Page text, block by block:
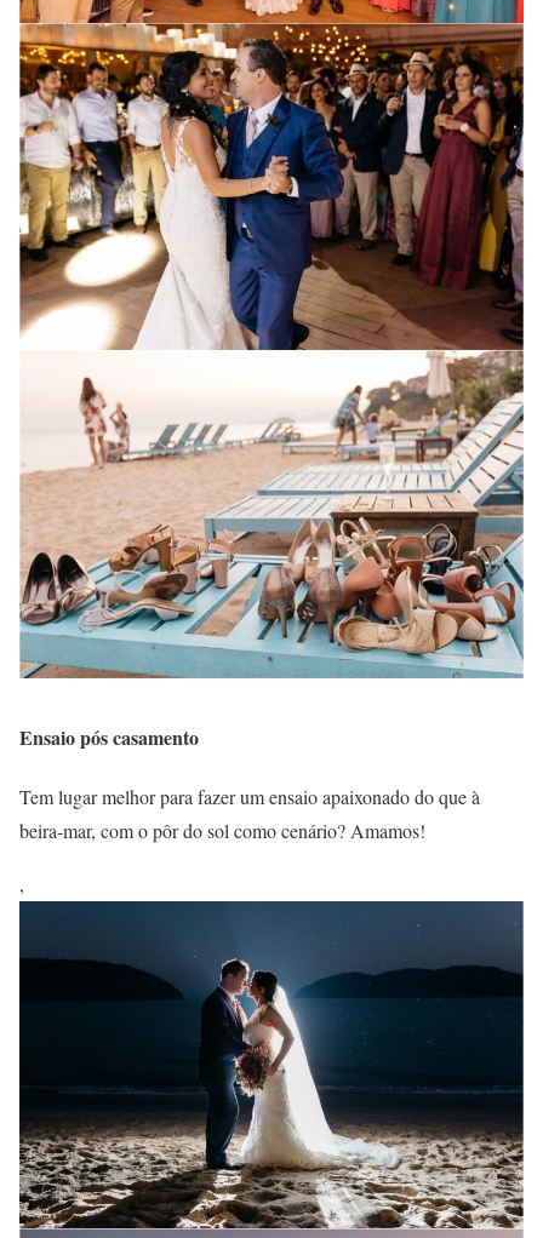
Ensaio pós casamento
Tem lugar melhor para fazer um ensaio apaixonado do que à
beira-mar, com o pôr do sol como cenário? Amamos!
,